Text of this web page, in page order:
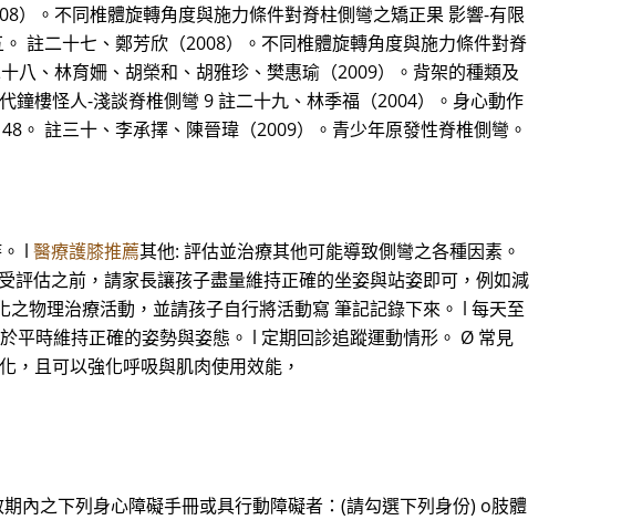
）。不同椎體旋轉角度與施力條件對脊柱側彎之矯正果 影響-有限
註二十七、鄭芳欣（2008）。不同椎體旋轉角度與施力條件對脊
八、林育姍、胡榮和、胡雅珍、樊惠瑜（2009）。背架的種類及
樓怪人-淺談脊椎側彎 9 註二十九、林季福（2004）。身心動作
。 註三十、李承擇、陳晉瑋（2009）。青少年原發性脊椎側彎。
l 醫療護膝推薦其他: 評估並治療其他可能導致側彎之各種因素。
估之前，請家長讓孩子盡量維持正確的坐姿與站姿即可，例如減
物理治療活動，並請孩子自行將活動寫 筆記記錄下來。 l 每天至
平時維持正確的姿勢與姿態。 l 定期回診追蹤運動情形。 Ø 常見
，且可以強化呼吸與肌肉使用效能，
內之下列身心障礙手冊或具行動障礙者：(請勾選下列身份) o肢體